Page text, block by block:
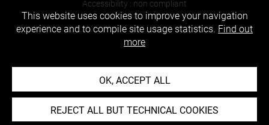
Accessibility : non compliant
This website uses cookies to improve your navigation
experience and to compile site usage statistics. Find out
more
OK, ACCEPT ALL
REJECT ALL BUT TECHNICAL COOKIES